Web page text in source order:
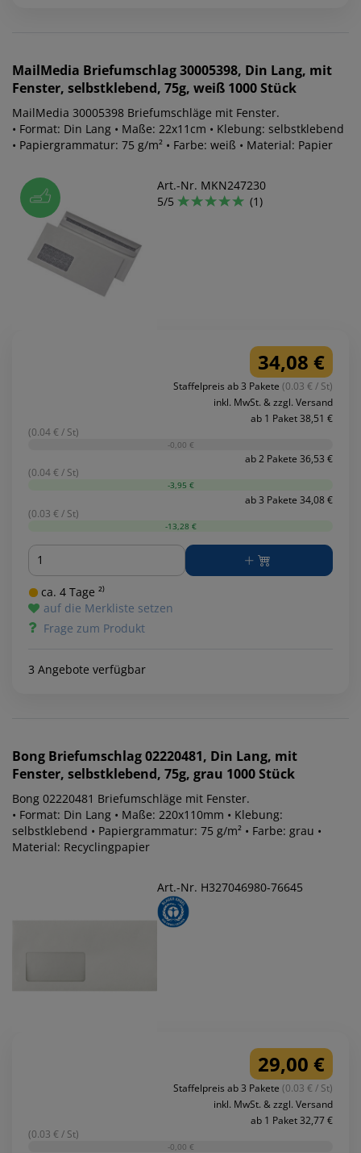
MailMedia Briefumschlag 30005398, Din Lang, mit
Fenster, selbstklebend, 75g, weiß 1000 Stück
MailMedia 30005398 Briefumschläge mit Fenster.
• Format: Din Lang • Maße: 22x11cm • Klebung: selbstklebend
• Papiergrammatur: 75 g/m² • Farbe: weiß • Material: Papier
Art.-Nr. MKN247230
5/5
(1)
34,08 €
Staffelpreis ab 3 Pakete (0.03 € / St)
inkl. MwSt. & zzgl. Versand
ab 1 Paket 38,51 €
(0.04 € / St)
-0,00 €
ab 2 Pakete 36,53 €
(0.04 € / St)
-3,95 €
ab 3 Pakete 34,08 €
(0.03 € / St)
-13,28 €
Menge
ca. 4 Tage ²⁾
auf die Merkliste setzen
Frage zum Produkt
3 Angebote verfügbar
Bong Briefumschlag 02220481, Din Lang, mit
Fenster, selbstklebend, 75g, grau 1000 Stück
Bong 02220481 Briefumschläge mit Fenster.
• Format: Din Lang • Maße: 220x110mm • Klebung:
selbstklebend • Papiergrammatur: 75 g/m² • Farbe: grau •
Material: Recyclingpapier
Art.-Nr. H327046980-76645
29,00 €
Staffelpreis ab 3 Pakete (0.03 € / St)
inkl. MwSt. & zzgl. Versand
ab 1 Paket 32,77 €
(0.03 € / St)
-0,00 €